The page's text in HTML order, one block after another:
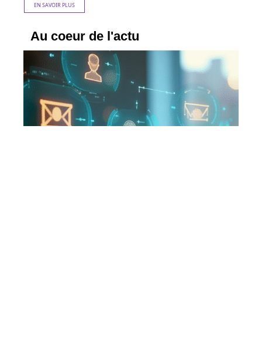
EN SAVOIR PLUS
Au coeur de l'actu